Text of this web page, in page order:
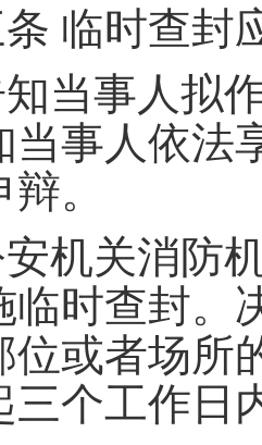
临时查封
知当事人拟
当事人依法
。
安机关消防
临时查封。
位或者场所
三个工作日